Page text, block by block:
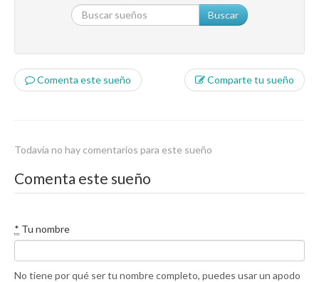
Buscar
Comenta este sueño Comparte tu sueño
Todavía no hay comentarios para este sueño
Comenta este sueño
* Tu nombre
No tiene por qué ser tu nombre completo, puedes usar un apodo